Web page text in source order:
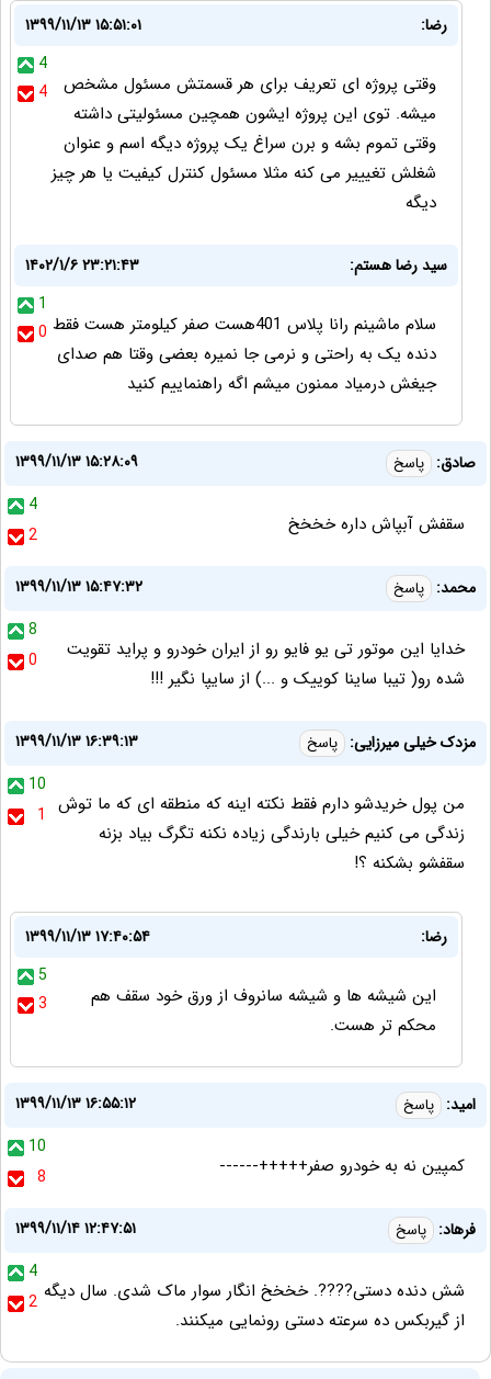
رضا:
۱۳۹۹/۱۱/۱۳ ۱۵:۵۱:۰۱
4
4
وقتی پروژه ای تعریف برای هر قسمتش مسئول مشخص
میشه. توی این پروژه ایشون همچین مسئولیتی داشته
وقتی تموم بشه و برن سراغ یک پروژه دیگه اسم و عنوان
شغلش تغیییر می کنه مثلا مسئول کنترل کیفیت یا هر چیز
دیگه
سید رضا هستم:
۱۴۰۲/۱/۶ ۲۳:۲۱:۴۳
1
0 سلام ماشینم رانا پلاس 401هست صفر کیلومتر هست فقط
دنده یک به راحتی و نرمی جا نمیره بعضی وقتا هم صدای
جیغش درمیاد ممنون میشم اگه راهنماییم کنید
صادق: پاسخ
۱۳۹۹/۱۱/۱۳ ۱۵:۲۸:۰۹
4
2
سقفش آبپاش داره خخخخ
محمد: پاسخ
۱۳۹۹/۱۱/۱۳ ۱۵:۴۷:۳۲
8
0
خدایا این موتور تی یو فایو رو از ایران خودرو و پراید تقویت
شده رو( تیبا ساینا کوییک و ...) از سایپا نگیر !!!
مزدک خیلی میرزایی: پاسخ
۱۳۹۹/۱۱/۱۳ ۱۶:۳۹:۱۳
10
1
من پول خریدشو دارم فقط نکته اینه که منطقه ای که ما توش
زندگی می کنیم خیلی بارندگی زیاده نکنه تگرگ بیاد بزنه
سقفشو بشکنه ؟!
رضا:
۱۳۹۹/۱۱/۱۳ ۱۷:۴۰:۵۴
5
3
این شیشه ها و شیشه سانروف از ورق خود سقف هم
محکم تر هست.
امید: پاسخ
۱۳۹۹/۱۱/۱۳ ۱۶:۵۵:۱۲
10
8
کمپین نه به خودرو صفر+++++------
فرهاد: پاسخ
۱۳۹۹/۱۱/۱۴ ۱۲:۴۷:۵۱
4
2 شش دنده دستی????. خخخخ انگار سوار ماک شدی. سال دیگه
از گیربکس ده سرعته دستی رونمایی میکنند.